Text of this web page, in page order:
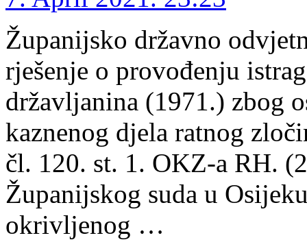
Županijsko državno
rješenje o provođenju
državljanina (1971.) zbog
kaznenog djela ratnog
čl. 120. st. 1. OKZ-a RH.
Županijskog suda u
okrivljenog …